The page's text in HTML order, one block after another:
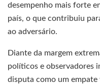
desempenho mais forte
país, o que contribuiu
ao adversário.
Diante da margem
políticos e observadores
disputa como um